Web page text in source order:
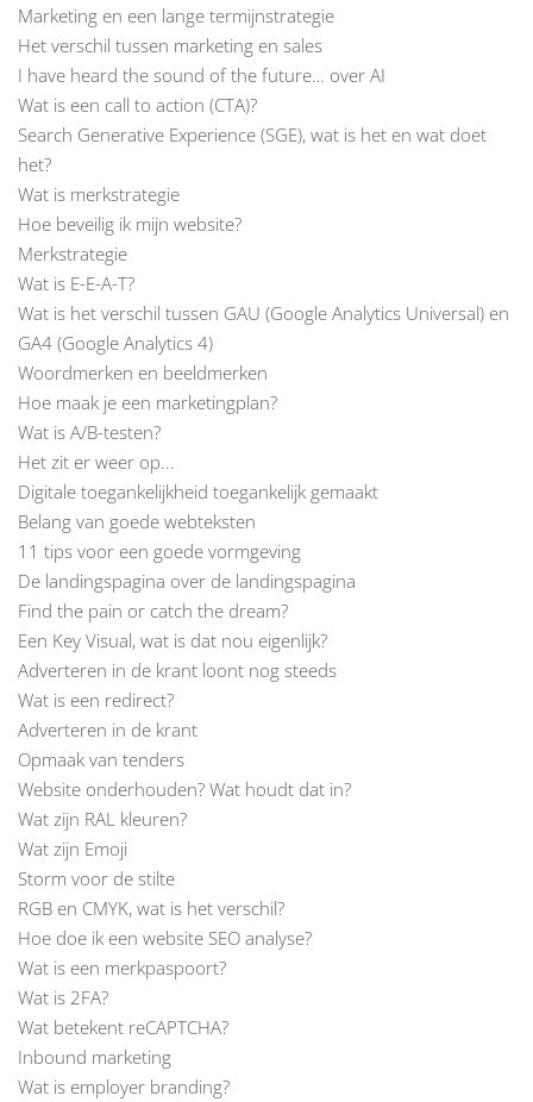
Marketing en een lange termijnstrategie
Het verschil tussen marketing en sales
I have heard the sound of the future… over AI
Wat is een call to action (CTA)?
Search Generative Experience (SGE), wat is het en wat doet
het?
Wat is merkstrategie
Hoe beveilig ik mijn website?
Merkstrategie
Wat is E-E-A-T?
Wat is het verschil tussen GAU (Google Analytics Universal) en
GA4 (Google Analytics 4)
Woordmerken en beeldmerken
Hoe maak je een marketingplan?
Wat is A/B-testen?
Het zit er weer op...
Digitale toegankelijkheid toegankelijk gemaakt
Belang van goede webteksten
11 tips voor een goede vormgeving
De landingspagina over de landingspagina
Find the pain or catch the dream?
Een Key Visual, wat is dat nou eigenlijk?
Adverteren in de krant loont nog steeds
Wat is een redirect?
Adverteren in de krant
Opmaak van tenders
Website onderhouden? Wat houdt dat in?
Wat zijn RAL kleuren?
Wat zijn Emoji
Storm voor de stilte
RGB en CMYK, wat is het verschil?
Hoe doe ik een website SEO analyse?
Wat is een merkpaspoort?
Wat is 2FA?
Wat betekent reCAPTCHA?
Inbound marketing
Wat is employer branding?